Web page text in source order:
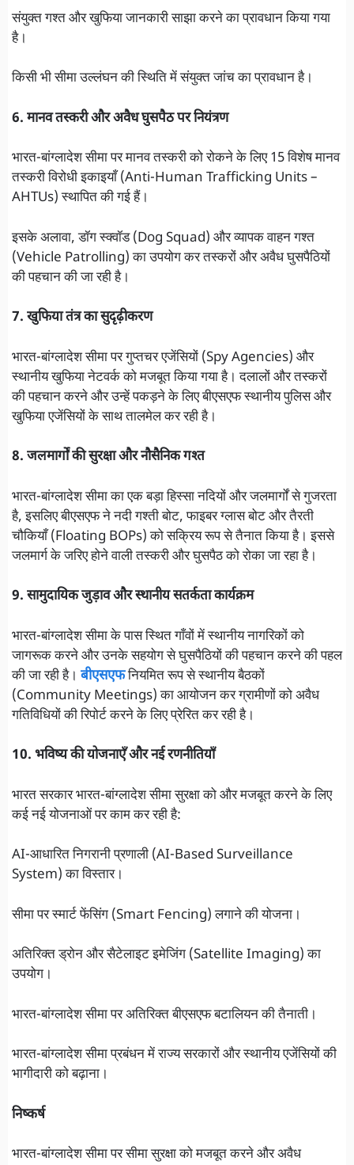
संयुक्त गश्त और खुफिया जानकारी साझा करने का प्रावधान किया गया
है।
किसी भी सीमा उल्लंघन की स्थिति में संयुक्त जांच का प्रावधान है।
6. मानव तस्करी और अवैध घुसपैठ पर नियंत्रण
भारत-बांग्लादेश सीमा पर मानव तस्करी को रोकने के लिए 15 विशेष मानव
तस्करी विरोधी इकाइयाँ (Anti-Human Trafficking Units –
AHTUs) स्थापित की गई हैं।
इसके अलावा, डॉग स्क्वॉड (Dog Squad) और व्यापक वाहन गश्त
(Vehicle Patrolling) का उपयोग कर तस्करों और अवैध घुसपैठियों
की पहचान की जा रही है।
7. खुफिया तंत्र का सुदृढ़ीकरण
भारत-बांग्लादेश सीमा पर गुप्तचर एजेंसियों (Spy Agencies) और
स्थानीय खुफिया नेटवर्क को मजबूत किया गया है। दलालों और तस्करों
की पहचान करने और उन्हें पकड़ने के लिए बीएसएफ स्थानीय पुलिस और
खुफिया एजेंसियों के साथ तालमेल कर रही है।
8. जलमार्गों की सुरक्षा और नौसैनिक गश्त
भारत-बांग्लादेश सीमा का एक बड़ा हिस्सा नदियों और जलमार्गों से गुजरता
है, इसलिए बीएसएफ ने नदी गश्ती बोट, फाइबर ग्लास बोट और तैरती
चौकियाँ (Floating BOPs) को सक्रिय रूप से तैनात किया है। इससे
जलमार्ग के जरिए होने वाली तस्करी और घुसपैठ को रोका जा रहा है।
9. सामुदायिक जुड़ाव और स्थानीय सतर्कता कार्यक्रम
भारत-बांग्लादेश सीमा के पास स्थित गाँवों में स्थानीय नागरिकों को
जागरूक करने और उनके सहयोग से घुसपैठियों की पहचान करने की पहल
की जा रही है। बीएसएफनियमित रूप से स्थानीय बैठकों
(Community Meetings) का आयोजन कर ग्रामीणों को अवैध
गतिविधियों की रिपोर्ट करने के लिए प्रेरित कर रही है।
10. भविष्य की योजनाएँ और नई रणनीतियाँ
भारत सरकार भारत-बांग्लादेश सीमा सुरक्षा को और मजबूत करने के लिए
कई नई योजनाओं पर काम कर रही है:
AI-आधारित निगरानी प्रणाली (AI-Based Surveillance
System) का विस्तार।
सीमा पर स्मार्ट फेंसिंग (Smart Fencing) लगाने की योजना।
अतिरिक्त ड्रोन और सैटेलाइट इमेजिंग (Satellite Imaging) का
उपयोग।
भारत-बांग्लादेश सीमा पर अतिरिक्त बीएसएफ बटालियन की तैनाती।
भारत-बांग्लादेश सीमा प्रबंधन में राज्य सरकारों और स्थानीय एजेंसियों की
भागीदारी को बढ़ाना।
निष्कर्ष
भारत-बांग्लादेश सीमा पर सीमा सुरक्षा को मजबूत करने और अवैध